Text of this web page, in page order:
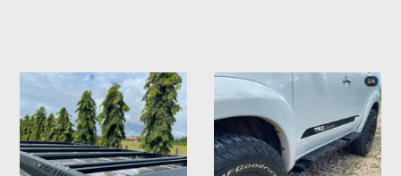
AÑADIR AL CARRITO
/
DETALLES
DETALLES